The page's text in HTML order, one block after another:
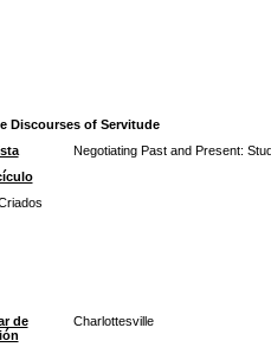
Discourses of Servitude
Negotiating Past and Present:
de
Charlottesville